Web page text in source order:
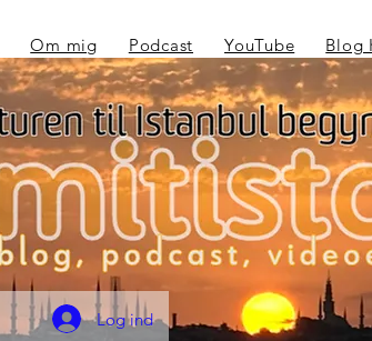
Om mig Podcast YouTube Blog
Log ind